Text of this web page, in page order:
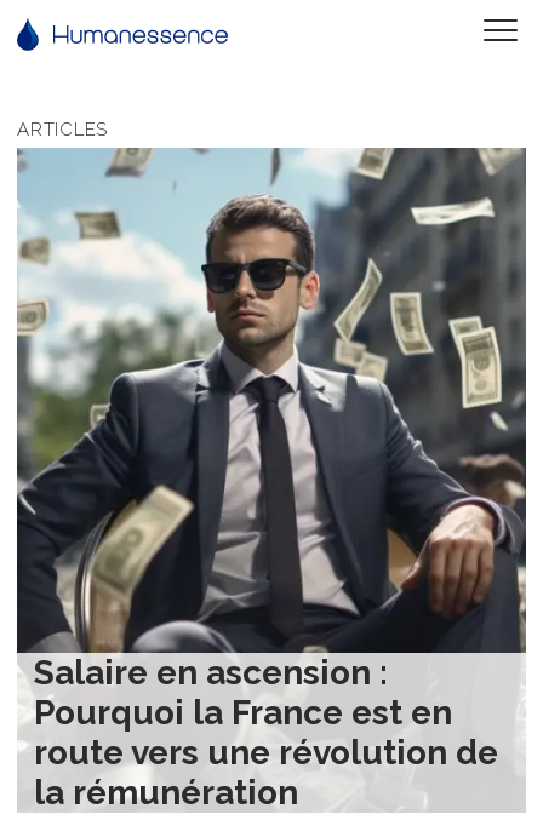
ARTICLES
Salaire en ascension :
Pourquoi la France est en
route vers une révolution de
la rémunération